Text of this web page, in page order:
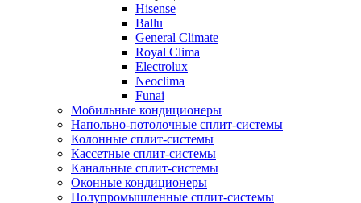
Hisense
Ballu
General Climate
Royal Clima
Electrolux
Neoclima
Funai
Мобильные кондиционеры
Напольно-потолоч​ные ​сплит-системы
Колонные ​​сплит-системы
Кассетные сплит-системы
Канальные сплит-системы
Оконные кондиционеры
Полупромышленные сплит-системы